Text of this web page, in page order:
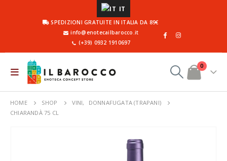
IT
SPEDIZIONI GRATUITE IN ITALIA DA 89€
info@enotecailbarocco.it
(+39) 0932 1910697
0
HOME SHOP VINI,
DONNAFUGATA (TRAPANI)
CHIARANDÀ 75 CL